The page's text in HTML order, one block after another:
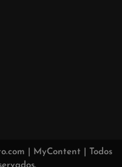
MyContent | Todos